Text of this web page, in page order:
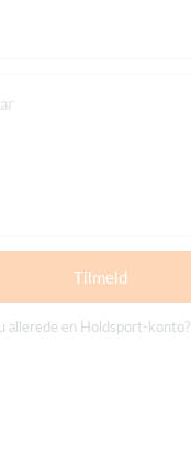
Tilmeld
allerede en Holdsport-konto?